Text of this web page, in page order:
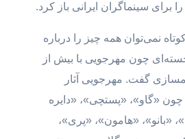
برای سینماگران ایرانی باز کرد.
نمی‌توان همه چیز را درباره
چون مهرجویی با بیش از
گفت. مهرجویی آثار
«گاو»، «پستچی»، «دایره
«بانو»، «هامون»، «پری»،